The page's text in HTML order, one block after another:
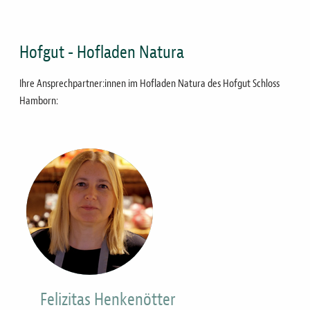
Hofgut - Hofladen Natura
Ihre Ansprechpartner:innen im Hofladen Natura des Hofgut Schloss
Hamborn:
Felizitas Henkenötter